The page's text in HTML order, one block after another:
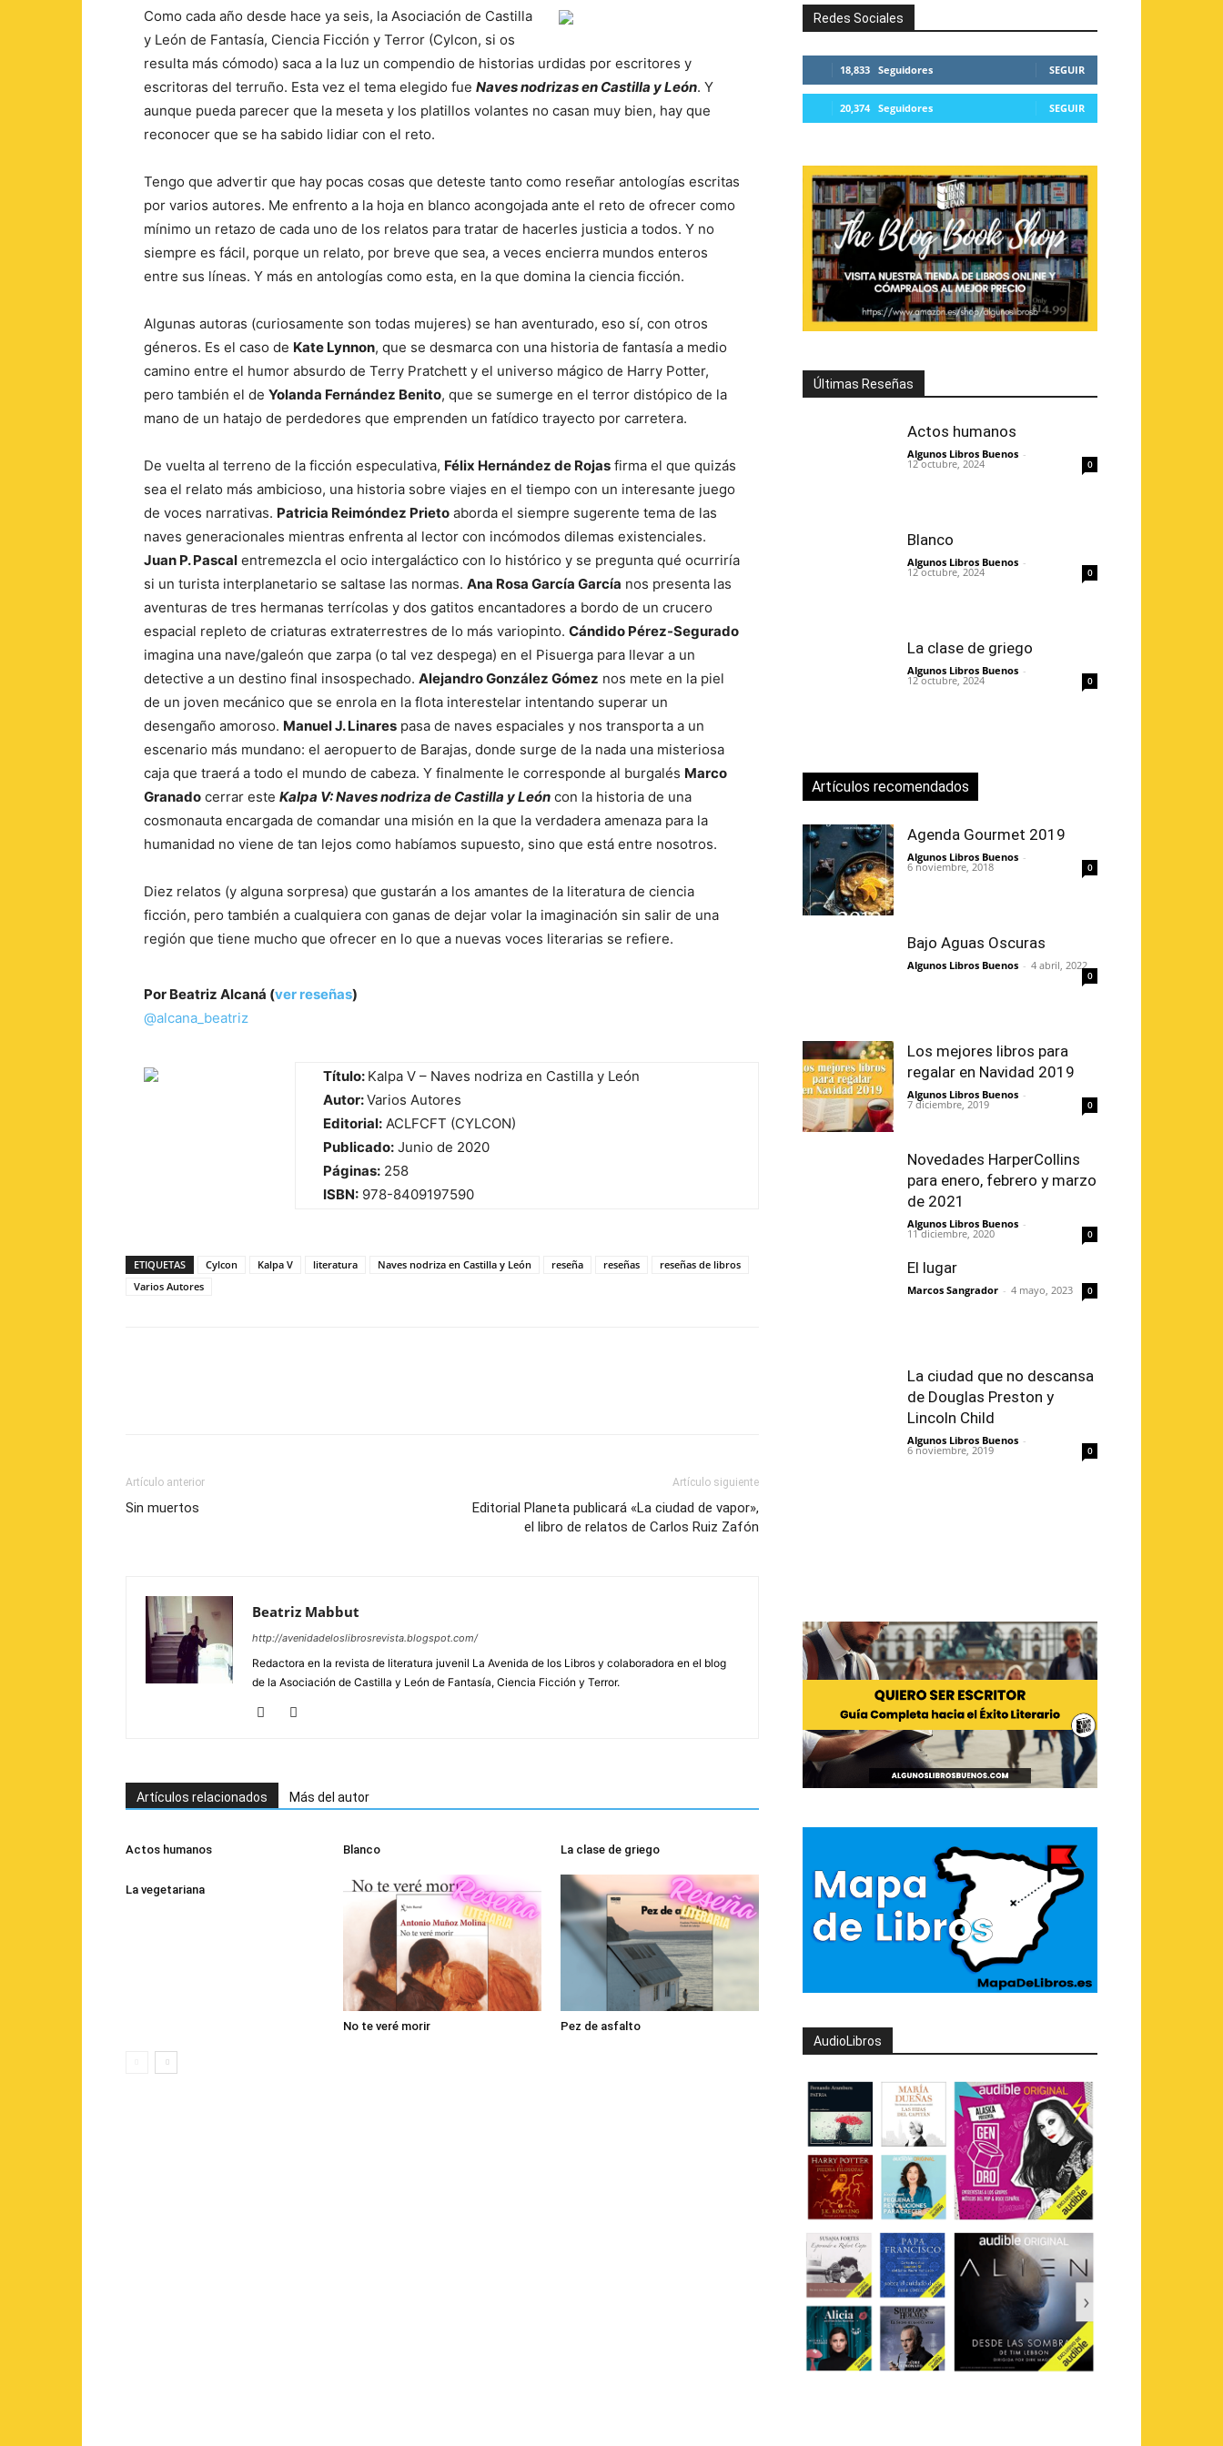
Como cada año desde hace ya seis, la Asociación de Castilla
y León de Fantasía, Ciencia Ficción y Terror (Cylcon, si os
resulta más cómodo) saca a la luz un compendio de historias urdidas por escritores y
escritoras del terruño. Esta vez el tema elegido fue Naves nodrizas en Castilla y León. Y
aunque pueda parecer que la meseta y los platillos volantes no casan muy bien, hay que
reconocer que se ha sabido lidiar con el reto.
Tengo que advertir que hay pocas cosas que deteste tanto como reseñar antologías escritas
por varios autores. Me enfrento a la hoja en blanco acongojada ante el reto de ofrecer como
mínimo un retazo de cada uno de los relatos para tratar de hacerles justicia a todos. Y no
siempre es fácil, porque un relato, por breve que sea, a veces encierra mundos enteros
entre sus líneas. Y más en antologías como esta, en la que domina la ciencia ficción.
Algunas autoras (curiosamente son todas mujeres) se han aventurado, eso sí, con otros
géneros. Es el caso de Kate Lynnon, que se desmarca con una historia de fantasía a medio
camino entre el humor absurdo de Terry Pratchett y el universo mágico de Harry Potter,
pero también el de Yolanda Fernández Benito, que se sumerge en el terror distópico de la
mano de un hatajo de perdedores que emprenden un fatídico trayecto por carretera.
De vuelta al terreno de la ficción especulativa, Félix Hernández de Rojas firma el que quizás
sea el relato más ambicioso, una historia sobre viajes en el tiempo con un interesante juego
de voces narrativas. Patricia Reimóndez Prieto aborda el siempre sugerente tema de las
naves generacionales mientras enfrenta al lector con incómodos dilemas existenciales.
Juan P. Pascal entremezcla el ocio intergaláctico con lo histórico y se pregunta qué ocurriría
si un turista interplanetario se saltase las normas. Ana Rosa García García nos presenta las
aventuras de tres hermanas terrícolas y dos gatitos encantadores a bordo de un crucero
espacial repleto de criaturas extraterrestres de lo más variopinto. Cándido Pérez-Segurado
imagina una nave/galeón que zarpa (o tal vez despega) en el Pisuerga para llevar a un
detective a un destino final insospechado. Alejandro González Gómez nos mete en la piel
de un joven mecánico que se enrola en la flota interestelar intentando superar un
desengaño amoroso. Manuel J. Linares pasa de naves espaciales y nos transporta a un
escenario más mundano: el aeropuerto de Barajas, donde surge de la nada una misteriosa
caja que traerá a todo el mundo de cabeza. Y finalmente le corresponde al burgalés Marco
Granado cerrar este Kalpa V: Naves nodriza de Castilla y León con la historia de una
cosmonauta encargada de comandar una misión en la que la verdadera amenaza para la
humanidad no viene de tan lejos como habíamos supuesto, sino que está entre nosotros.
Diez relatos (y alguna sorpresa) que gustarán a los amantes de la literatura de ciencia
ficción, pero también a cualquiera con ganas de dejar volar la imaginación sin salir de una
región que tiene mucho que ofrecer en lo que a nuevas voces literarias se refiere.
Por Beatriz Alcaná (ver reseñas)
@alcana_beatriz
Título: Kalpa V – Naves nodriza en Castilla y León
Autor:Varios Autores
Editorial: ACLFCFT (CYLCON)
Publicado: Junio de 2020
Páginas: 258
ISBN: 978-8409197590
ETIQUETAS Cylcon Kalpa V literatura Naves nodriza en Castilla y León reseña reseñas
reseñas de libros
Varios Autores
Artículo anterior
Sin muertos
Artículo siguiente
Editorial Planeta publicará «La ciudad de vapor»,
el libro de relatos de Carlos Ruiz Zafón
Beatriz Mabbut
http://avenidadeloslibrosrevista.blogspot.com/
Redactora en la revista de literatura juvenil La Avenida de los Libros y colaboradora en el blog
de la Asociación de Castilla y León de Fantasía, Ciencia Ficción y Terror.
Artículos relacionados Más del autor
Actos humanos Blanco La clase de griego
La vegetariana
No te veré morir Pez de asfalto
Redes Sociales
18,833 Seguidores SEGUIR
20,374 Seguidores SEGUIR
Últimas Reseñas
Actos humanos
Algunos Libros Buenos -
12 octubre, 2024 0
Blanco
Algunos Libros Buenos -
12 octubre, 2024 0
La clase de griego
Algunos Libros Buenos -
12 octubre, 2024 0
Artículos recomendados
Agenda Gourmet 2019
Algunos Libros Buenos -
6 noviembre, 2018 0
Bajo Aguas Oscuras
Algunos Libros Buenos - 4 abril, 2022
0
Los mejores libros para
regalar en Navidad 2019
Algunos Libros Buenos -
7 diciembre, 2019 0
Novedades HarperCollins
para enero, febrero y marzo
de 2021
Algunos Libros Buenos -
11 diciembre, 2020 0
El lugar
Marcos Sangrador - 4 mayo, 2023 0
La ciudad que no descansa
de Douglas Preston y
Lincoln Child
Algunos Libros Buenos -
6 noviembre, 2019 0
AudioLibros